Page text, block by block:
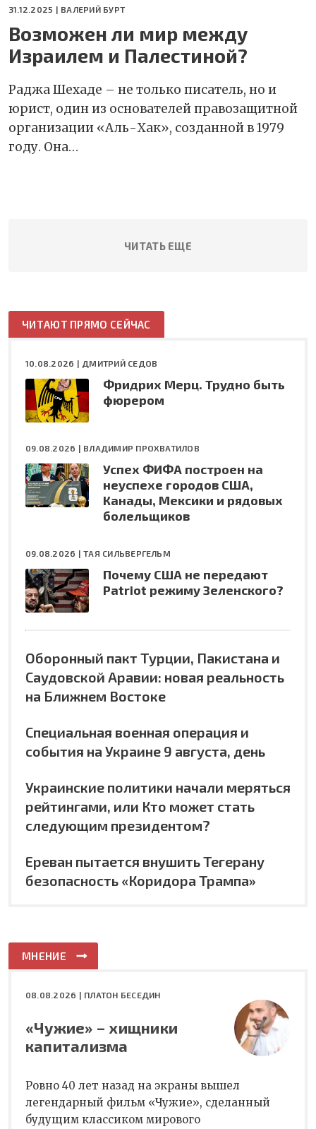
31.12.2025 | ВАЛЕРИЙ БУРТ
Возможен ли мир между
Израилем и Палестиной?
Раджа Шехаде – не только писатель, но и
юрист, один из основателей правозащитной
организации «Аль-Хак», созданной в 1979
году. Она…
ЧИТАТЬ ЕЩЕ
ЧИТАЮТ ПРЯМО СЕЙЧАС
10.08.2026 | ДМИТРИЙ СЕДОВ
Фридрих Мерц. Трудно быть
фюрером
09.08.2026 | ВЛАДИМИР ПРОХВАТИЛОВ
Успех ФИФА построен на
неуспехе городов США,
Канады, Мексики и рядовых
болельщиков
09.08.2026 |ТАЯ СИЛЬВЕРГЕЛЬМ
Почему США не передают
Patriot режиму Зеленского?
Оборонный пакт Турции, Пакистана и
Саудовской Аравии: новая реальность
на Ближнем Востоке
Специальная военная операция и
события на Украине 9 августа, день
Украинские политики начали меряться
рейтингами, или Кто может стать
следующим президентом?
Ереван пытается внушить Тегерану
безопасность «Коридора Трампа»
МНЕНИЕ
08.08.2026 | ПЛАТОН БЕСЕДИН
«Чужие» – хищники
капитализма
Ровно 40 лет назад на экраны вышел
легендарный фильм «Чужие», сделанный
будущим классиком мирового